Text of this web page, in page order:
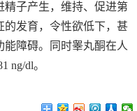
精子产生，维持、促进第
的发育，令性欲低下，甚
障碍。同时睾丸酮在人
ng/dl。